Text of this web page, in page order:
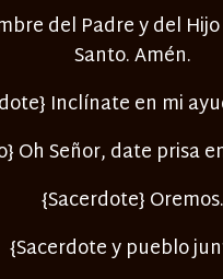
del Padre y del
Santo. Amén.
Inclínate en mi
Oh Señor, date prisa
{Sacerdote} Oremos.
{Sacerdote y pueblo